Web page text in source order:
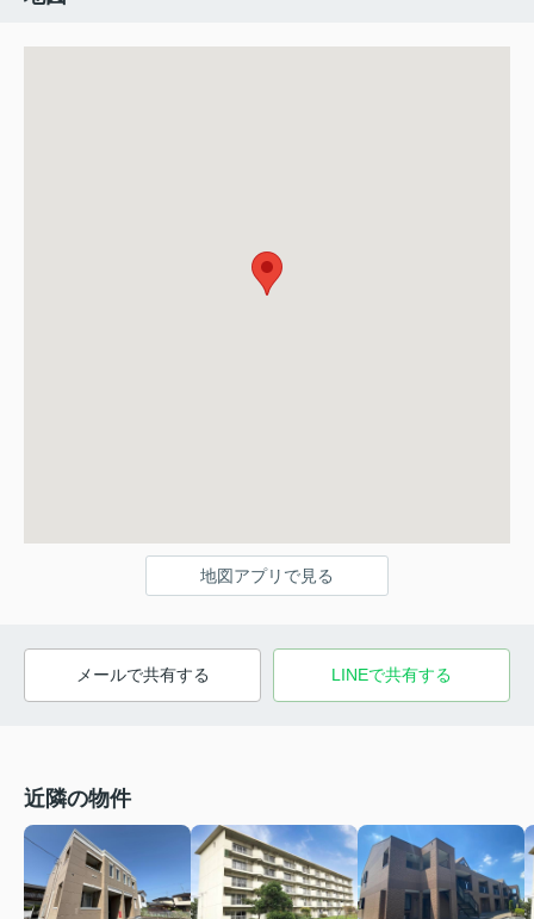
地図アプリで見る
メールで共有する LINEで共有する
近隣の物件